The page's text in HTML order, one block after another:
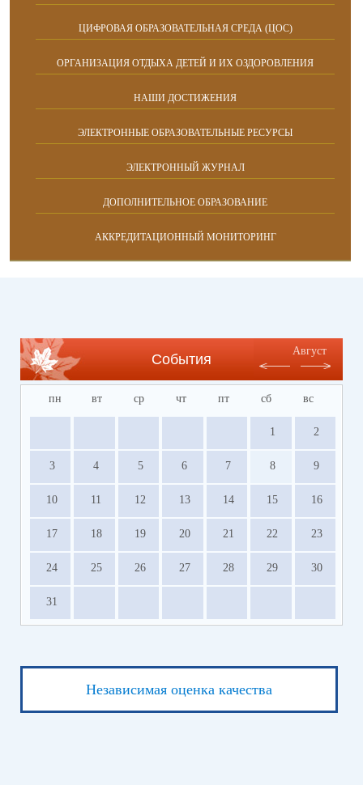
ЦИФРОВАЯ ОБРАЗОВАТЕЛЬНАЯ СРЕДА (ЦОС)
ОРГАНИЗАЦИЯ ОТДЫХА ДЕТЕЙ И ИХ ОЗДОРОВЛЕНИЯ
НАШИ ДОСТИЖЕНИЯ
ЭЛЕКТРОННЫЕ ОБРАЗОВАТЕЛЬНЫЕ РЕСУРСЫ
ЭЛЕКТРОННЫЙ ЖУРНАЛ
ДОПОЛНИТЕЛЬНОЕ ОБРАЗОВАНИЕ
АККРЕДИТАЦИОННЫЙ МОНИТОРИНГ
События
Август
пн вт ср чт пт сб вс
1 2
3 4 5 6 7 8 9
10 11 12 13 14 15 16
17 18 19 20 21 22 23
24 25 26 27 28 29 30
31
Независимая оценка качества